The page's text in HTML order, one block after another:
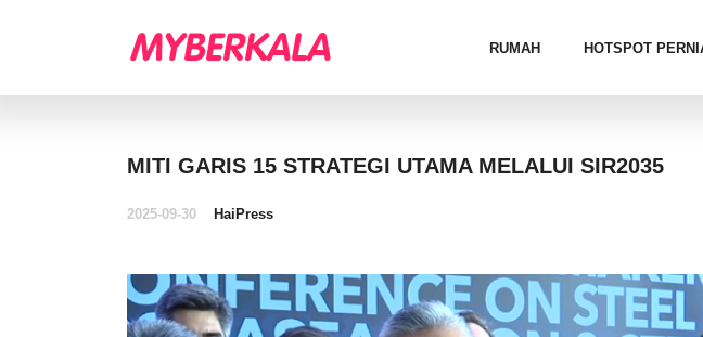
RUMAH HOTSPOT
MITI GARIS 15 STRATEGI UTAMA MELALUI SIR2035
2025-09-30 HaiPress